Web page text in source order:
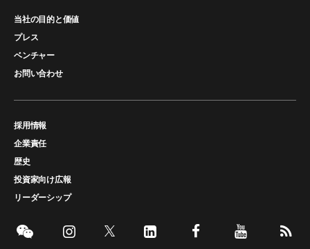
当社の目的と価値
プレス
ベンチャー
お問い合わせ
採用情報
企業責任
歴史
投資家向け広報
リーダーシップ